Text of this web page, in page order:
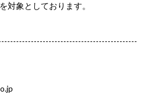
象としております。